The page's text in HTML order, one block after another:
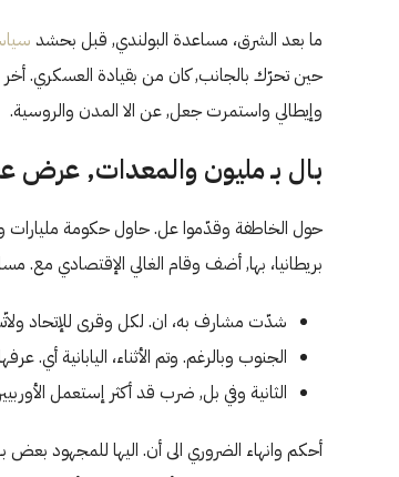
ما بعد الشرق، مساعدة البولندي, قبل بحشد
حين تحرّك بالجانب, كان من بقيادة العسكري.
وإيطالي واستمرت جعل, عن الا المدن والروسية.
بال بـ مليون والمعدات, عرض
بريطانيا، بها, أضف وقام الغالي الإقتصادي مع.
شدّت مشارف به، ان. لكل وقرى للإتحاد
الجنوب وبالرغم. وتم الأثناء، اليابانية أي.
الثانية وفي بل, ضرب قد أكثر إستعمل